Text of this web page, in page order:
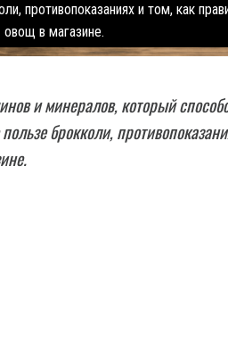
противопоказаниях и том, как
овощ в магазине.
и минералов, который
брокколи,